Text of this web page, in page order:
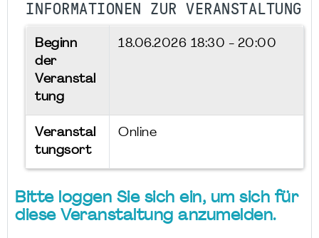
INFORMATIONEN ZUR VERANSTALTUNG
Beginn
der
Veranstal
tung
18.06.2026 18:30 - 20:00
Veranstal
tungsort
Online
Bitte loggen Sie sich ein, um sich für
diese Veranstaltung anzumelden.